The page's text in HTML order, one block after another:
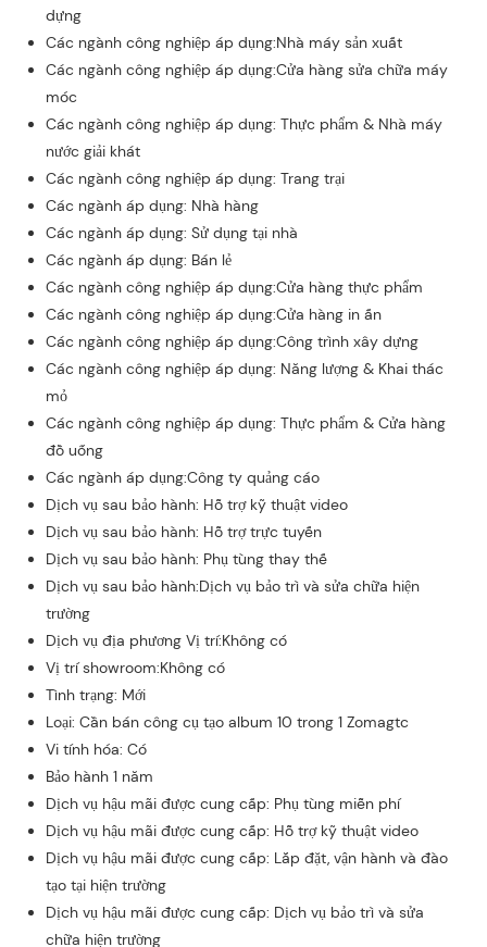
dựng
Các ngành công nghiệp áp dụng:Nhà máy sản xuất
Các ngành công nghiệp áp dụng:Cửa hàng sửa chữa máy
móc
Các ngành công nghiệp áp dụng: Thực phẩm & Nhà máy
nước giải khát
Các ngành công nghiệp áp dụng: Trang trại
Các ngành áp dụng: Nhà hàng
Các ngành áp dụng: Sử dụng tại nhà
Các ngành áp dụng: Bán lẻ
Các ngành công nghiệp áp dụng:Cửa hàng thực phẩm
Các ngành công nghiệp áp dụng:Cửa hàng in ấn
Các ngành công nghiệp áp dụng:Công trình xây dựng
Các ngành công nghiệp áp dụng: Năng lượng & Khai thác
mỏ
Các ngành công nghiệp áp dụng: Thực phẩm & Cửa hàng
đồ uống
Các ngành áp dụng:Công ty quảng cáo
Dịch vụ sau bảo hành: Hỗ trợ kỹ thuật video
Dịch vụ sau bảo hành: Hỗ trợ trực tuyến
Dịch vụ sau bảo hành: Phụ tùng thay thế
Dịch vụ sau bảo hành:Dịch vụ bảo trì và sửa chữa hiện
trường
Dịch vụ địa phương Vị trí:Không có
Vị trí showroom:Không có
Tình trạng: Mới
Loại: Cần bán công cụ tạo album 10 trong 1 Zomagtc
Vi tính hóa: Có
Bảo hành 1 năm
Dịch vụ hậu mãi được cung cấp: Phụ tùng miễn phí
Dịch vụ hậu mãi được cung cấp: Hỗ trợ kỹ thuật video
Dịch vụ hậu mãi được cung cấp: Lắp đặt, vận hành và đào
tạo tại hiện trường
Dịch vụ hậu mãi được cung cấp: Dịch vụ bảo trì và sửa
chữa hiện trường